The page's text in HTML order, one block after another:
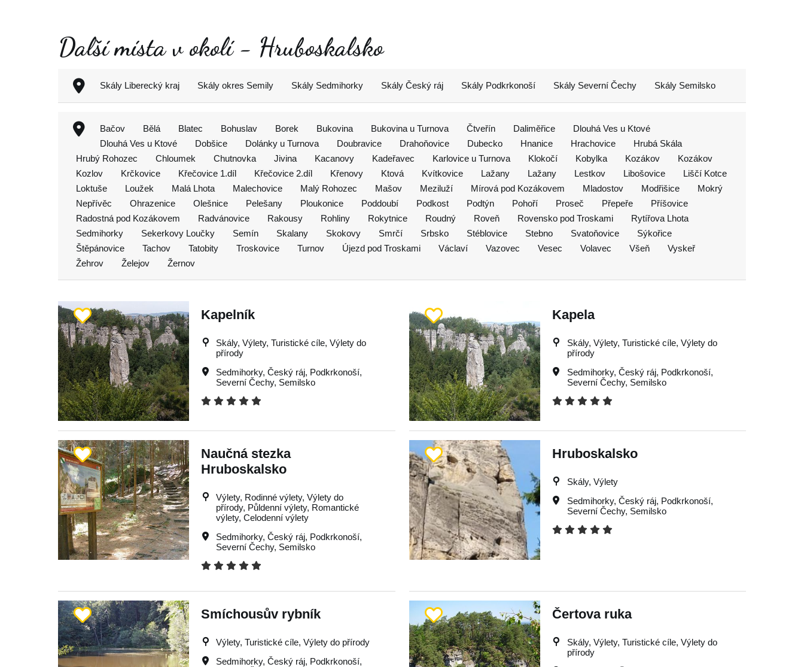
Další místa v okolí - Hruboskalsko
Skály Liberecký kraj Skály okres Semily Skály Sedmihorky Skály Český ráj Skály Podkrkonoší Skály Severní Čechy Skály Semilsko
Bačov Bělá Blatec Bohuslav Borek Bukovina Bukovina u Turnova Čtveřín Daliměřice
Dlouhá Ves u Ktové
Dlouhá Ves u Ktové
Dobšice Dolánky u Turnova Doubravice Drahoňovice Dubecko Hnanice Hrachovice
Hrubá Skála
Hrubý Rohozec
Chloumek Chutnovka Jivina Kacanovy Kadeřavec Karlovice u Turnova Klokočí Kobylka Kozákov
Kozákov
Kozlov
Krčkovice Křečovice 1.díl Křečovice 2.díl Křenovy Ktová Kvítkovice Lažany Lažany Lestkov Libošovice
Liščí Kotce
Loktuše
Loužek Malá Lhota Malechovice Malý Rohozec Mašov Meziluží Mírová pod Kozákovem Mladostov Modřišice
Mokrý
Nepřívěc
Ohrazenice Olešnice Pelešany Ploukonice Poddoubí Podkost Podtýn Pohoří Proseč Přepeře
Příšovice
Radostná pod Kozákovem
Radvánovice Rakousy Rohliny Rokytnice Roudný Roveň Rovensko pod Troskami
Rytířova Lhota
Sedmihorky
Sekerkovy Loučky Semín Skalany Skokovy Smrčí Srbsko Stéblovice Stebno Svatoňovice
Sýkořice
Štěpánovice
Tachov Tatobity Troskovice Turnov Újezd pod Troskami Václaví Vazovec Vesec Volavec Všeň
Vyskeř
Žehrov
Želejov Žernov
Kapelník
Skály, Výlety, Turistické cíle, Výlety do
přírody
Sedmihorky,Český ráj, Podkrkonoší,
Severní Čechy, Semilsko
Kapela
Skály, Výlety, Turistické cíle, Výlety do
přírody
Sedmihorky, Český ráj, Podkrkonoší,
Severní Čechy, Semilsko
Naučná stezka
Hruboskalsko
Výlety, Rodinné výlety, Výlety do
přírody, Půldenní výlety, Romantické
výlety, Celodenní výlety
Sedmihorky,Český ráj, Podkrkonoší,
Severní Čechy, Semilsko
Hruboskalsko
Skály, Výlety
Sedmihorky, Český ráj, Podkrkonoší,
Severní Čechy, Semilsko
Smíchousův rybník
Výlety, Turistické cíle, Výlety do přírody
Sedmihorky,Český ráj, Podkrkonoší,
Čertova ruka
Skály, Výlety, Turistické cíle, Výlety do
přírody